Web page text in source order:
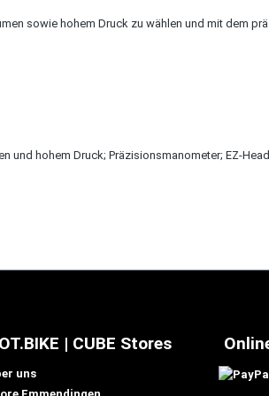
sowie hohem Druck zu wählen und mit dem
hohem Druck; Präzisionsmanometer; EZ-
| CUBE Stores
uns